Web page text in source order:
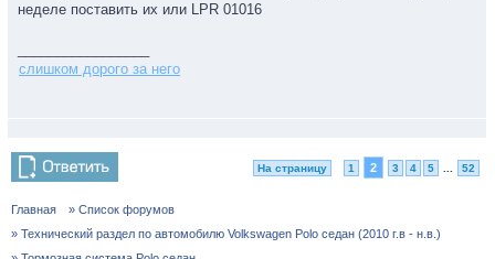
неделе поставить их или LPR 01016
слишком дорого за него
На страницу 1 2 3 4 5 52
Главная
» Список форумов
» Технический раздел по автомобилю Volkswagen Polo седан (2010 г.в - н.в.)